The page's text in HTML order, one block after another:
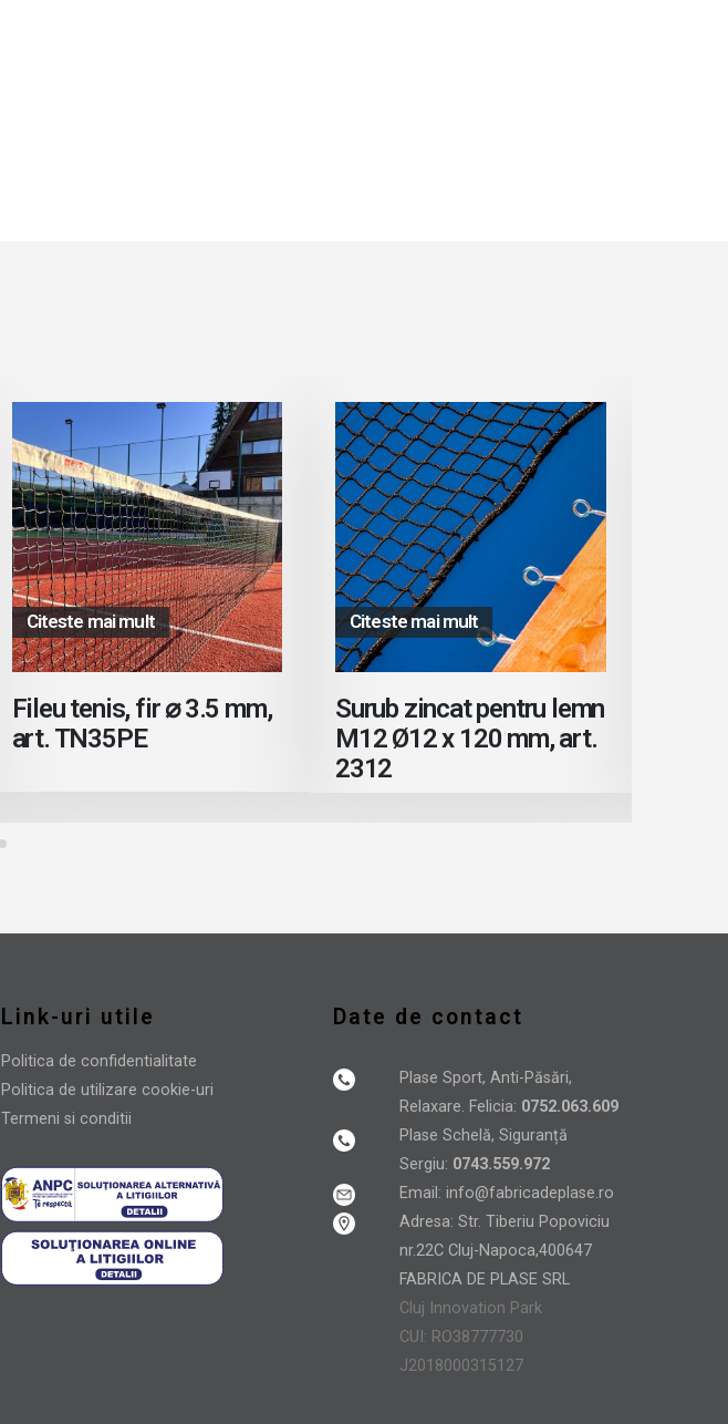
Citeste mai mult
Fileu tenis, fir ⌀ 3.5 mm,
art. TN35PE
Citeste mai mult
Surub zincat pentru lemn
M12 Ø12 x 120 mm, art.
2312
Link-uri utile
Politica de confidentialitate
Politica de utilizare cookie-uri
Termeni si conditii
Date de contact
Plase Sport, Anti-Păsări,
Relaxare. Felicia: 0752.063.609
Plase Schelă, Siguranță
Sergiu: 0743.559.972
Email: info@fabricadeplase.ro
Adresa: Str. Tiberiu Popoviciu
nr.22C Cluj-Napoca,400647
FABRICA DE PLASE SRL
Cluj Innovation Park
CUI: RO38777730
J2018000315127